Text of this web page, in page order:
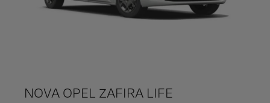
NOVA OPEL ZAFIRA LIFE